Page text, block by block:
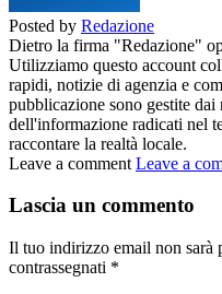
Posted by Redazione
Dietro la firma "Redazione"
Utilizziamo questo account
rapidi, notizie di agenzia e
pubblicazione sono gestite
dell'informazione radicati nel
raccontare la realtà locale.
Leave a comment Leave a
Lascia un commento
Il tuo indirizzo email non sarà
contrassegnati *